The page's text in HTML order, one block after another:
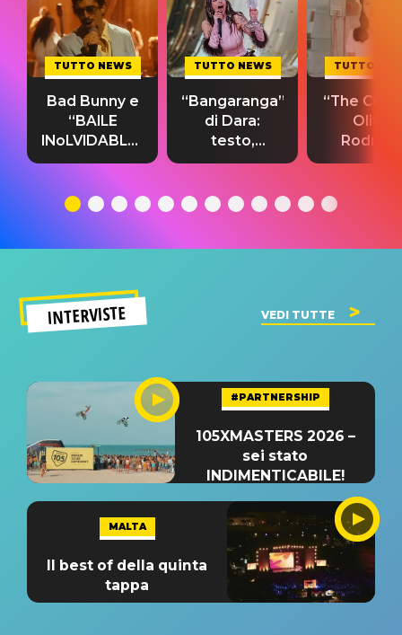
TUTTO NEWS
Bad Bunny e
“BAILE
INoLVIDABLE”:
testo,
significato
TUTTO NEWS
“Bangaranga”
di Dara:
testo,
traduzione e
del singolo
TUTTO
“The
Olivia
testo,
INTERVISTE VEDI TUTTE
#PARTNERSHIP
105XMASTERS 2026 –
sei stato
INDIMENTICABILE!
MALTA
Il best of della quinta
tappa